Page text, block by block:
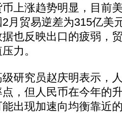
上涨趋势明显，目前
月贸易逆差为315亿美
也反映出口的疲弱，
力。
究员赵庆明表示，
，但人民币在今年的
出现加速向均衡靠近